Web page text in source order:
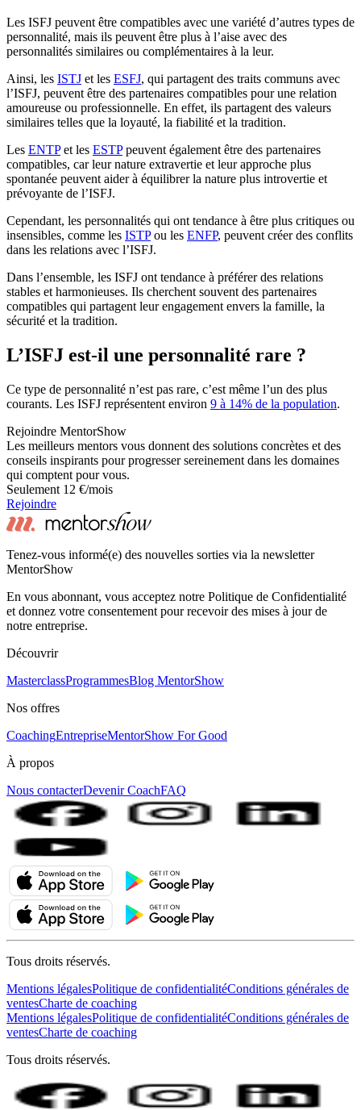
Les ISFJ peuvent être compatibles avec une variété d’autres types de
personnalité, mais ils peuvent être plus à l’aise avec des
personnalités similaires ou complémentaires à la leur.
Ainsi, les ISTJ et les ESFJ, qui partagent des traits communs avec
l’ISFJ, peuvent être des partenaires compatibles pour une relation
amoureuse ou professionnelle. En effet, ils partagent des valeurs
similaires telles que la loyauté, la fiabilité et la tradition.
Les ENTPet les ESTPpeuvent également être des partenaires
compatibles, car leur nature extravertie et leur approche plus
spontanée peuvent aider à équilibrer la nature plus introvertie et
prévoyante de l’ISFJ.
Cependant, les personnalités qui ont tendance à être plus critiques ou
insensibles, comme les ISTPou les ENFP, peuvent créer des conflits
dans les relations avec l’ISFJ.
Dans l’ensemble, les ISFJ ont tendance à préférer des relations
stables et harmonieuses. Ils cherchent souvent des partenaires
compatibles qui partagent leur engagement envers la famille, la
sécurité et la tradition.
L’ISFJ est-il une personnalité rare ?
Ce type de personnalité n’est pas rare, c’est même l’un des plus
courants. Les ISFJ représentent environ 9 à 14% de la population.
Rejoindre MentorShow
Les meilleurs mentors vous donnent des solutions concrètes et des
conseils inspirants pour progresser sereinement dans les domaines
qui comptent pour vous.
Seulement 12 €/mois
Rejoindre
Tenez-vous informé(e) des nouvelles sorties via la newsletter
MentorShow
En vous abonnant, vous acceptez notre Politique de Confidentialité
et donnez votre consentement pour recevoir des mises à jour de
notre entreprise.
Découvrir
MasterclassProgrammesBlog MentorShow
Nos offres
CoachingEntrepriseMentorShow For Good
À propos
Nous contacterDevenir CoachFAQ
Tous droits réservés.
Mentions légalesPolitique de confidentialitéConditions générales de
ventesCharte de coaching
Mentions légalesPolitique de confidentialitéConditions générales de
ventesCharte de coaching
Tous droits réservés.